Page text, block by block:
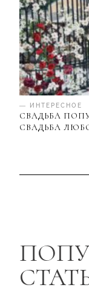
— ИНТЕРЕСНОЕ
СВАДЬБА
СВАДЬБА